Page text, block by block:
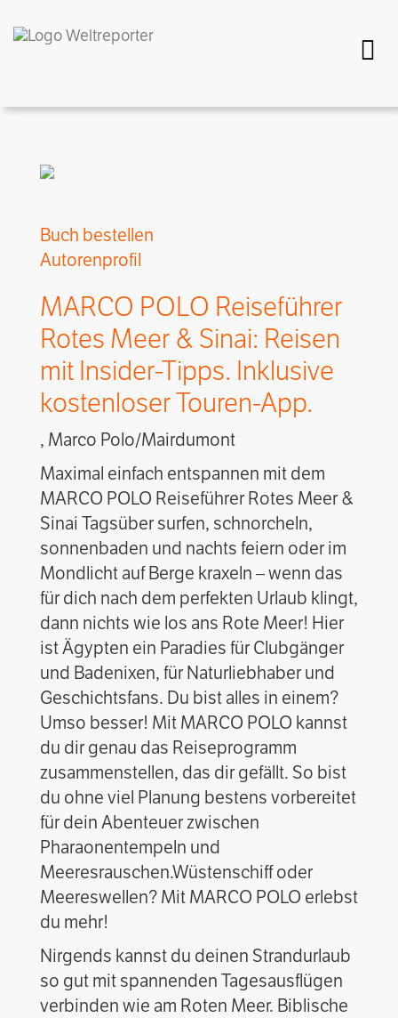
Buch bestellen
Autorenprofil
MARCO POLO Reiseführer
Rotes Meer & Sinai: Reisen
mit Insider-Tipps. Inklusive
kostenloser Touren-App.
, Marco Polo/Mairdumont
Maximal einfach entspannen mit dem
MARCO POLO Reiseführer Rotes Meer &
Sinai Tagsüber surfen, schnorcheln,
sonnenbaden und nachts feiern oder im
Mondlicht auf Berge kraxeln – wenn das
für dich nach dem perfekten Urlaub klingt,
dann nichts wie los ans Rote Meer! Hier
ist Ägypten ein Paradies für Clubgänger
und Badenixen, für Naturliebhaber und
Geschichtsfans. Du bist alles in einem?
Umso besser! Mit MARCO POLO kannst
du dir genau das Reiseprogramm
zusammenstellen, das dir gefällt. So bist
du ohne viel Planung bestens vorbereitet
für dein Abenteuer zwischen
Pharaonentempeln und
Meeresrauschen.Wüstenschiff oder
Meereswellen? Mit MARCO POLO erlebst
du mehr!
Nirgends kannst du deinen Strandurlaub
so gut mit spannenden Tagesausflügen
verbinden wie am Roten Meer. Biblische